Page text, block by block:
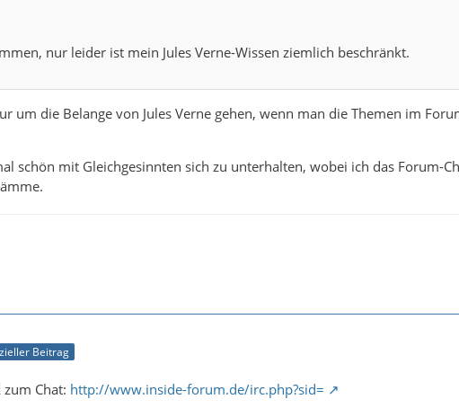
nur leider ist mein Jules Verne-Wissen ziemlich beschränkt.
um die Belange von Jules Verne gehen, wenn man die Themen im
schön mit Gleichgesinnten sich zu unterhalten, wobei ich das Forum-
Beitrag
Chat: http://www.inside-forum.de/irc.php?sid=